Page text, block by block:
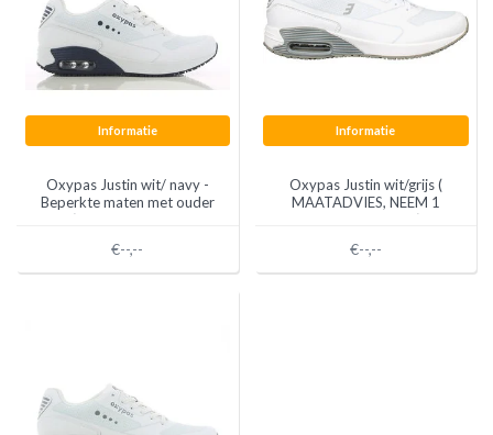
Informatie
Oxypas Justin wit/ navy -
Beperkte maten met ouder
logo ( MAATADVIES, NEEM
€--,--
Informatie
Oxypas Justin wit/grijs (
MAATADVIES, NEEM 1
MAAT GROTER!)
€--,--